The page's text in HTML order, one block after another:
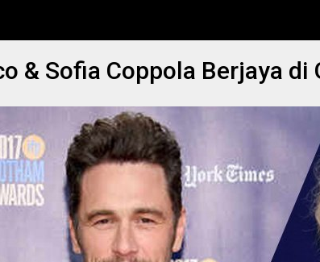
& Sofia Coppola Berjaya